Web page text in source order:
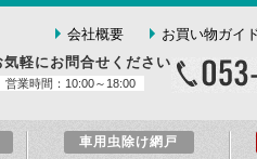
会社概要 お買い物ガイ
気軽にお問合せください
営業時間：10:00～18:00
車用虫除け網戸